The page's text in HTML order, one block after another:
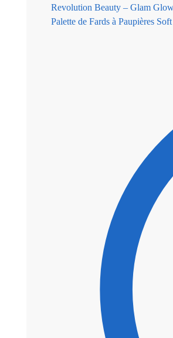
Palette de Fards à Paupières